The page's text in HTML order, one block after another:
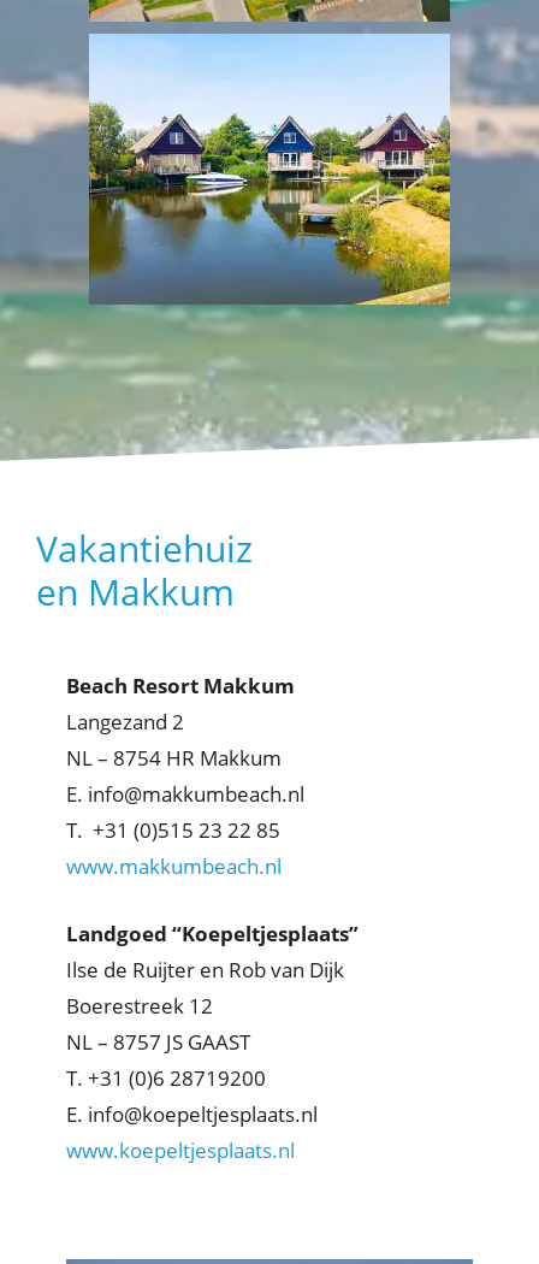
Vakantiehuiz
en Makkum
Beach Resort Makkum
Langezand 2
NL – 8754 HR Makkum
E. info@makkumbeach.nl
T. +31 (0)515 23 22 85
www.makkumbeach.nl
Landgoed “Koepeltjesplaats”
Ilse de Ruijter en Rob van Dijk
Boerestreek 12
NL – 8757 JS GAAST
T. +31 (0)6 28719200
E. info@koepeltjesplaats.nl
www.koepeltjesplaats.nl